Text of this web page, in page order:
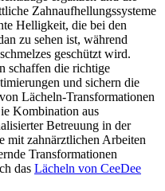
Zahnaufhellungssysteme
Helligkeit, die bei den
zu sehen ist, während
geschützt wird.
schaffen die richtige
und sichern die
Lächeln-Transformationen
Kombination aus
Betreuung in der
mit zahnärztlichen Arbeiten
Transformationen
das Lächeln von CeeDee